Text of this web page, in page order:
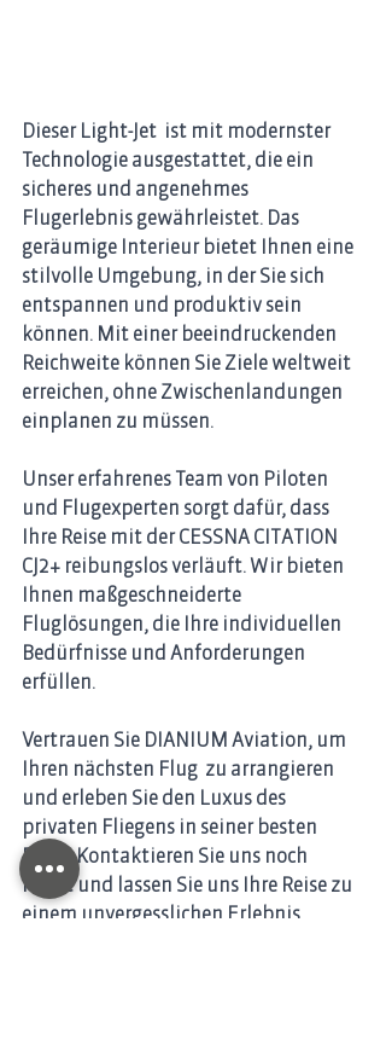
Dieser Light-Jet  ist mit modernster
Technologie ausgestattet, die ein
sicheres und angenehmes
Flugerlebnis gewährleistet. Das
geräumige Interieur bietet Ihnen eine
stilvolle Umgebung, in der Sie sich
entspannen und produktiv sein
können. Mit einer beeindruckenden
Reichweite können Sie Ziele weltweit
erreichen, ohne Zwischenlandungen
einplanen zu müssen.
Unser erfahrenes Team von Piloten
und Flugexperten sorgt dafür, dass
Ihre Reise mit der CESSNA CITATION
CJ2+ reibungslos verläuft. Wir bieten
Ihnen maßgeschneiderte
Fluglösungen, die Ihre individuellen
Bedürfnisse und Anforderungen
erfüllen.
Vertrauen Sie DIANIUM Aviation, um
Ihren nächsten Flug  zu arrangieren
und erleben Sie den Luxus des
privaten Fliegens in seiner besten
Form. Kontaktieren Sie uns noch
heute und lassen Sie uns Ihre Reise zu
einem unvergesslichen Erlebnis